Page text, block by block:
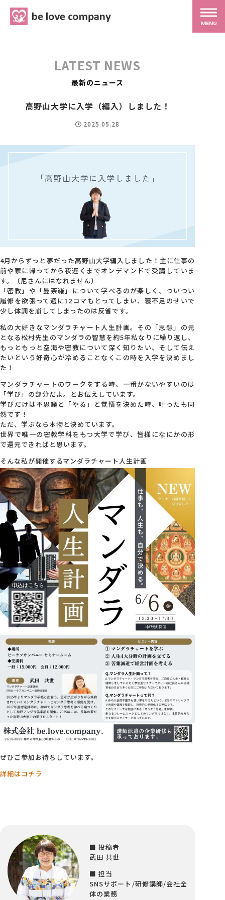
MENU
MG研修
スタッフ紹介
会社概要
アクセス
採用情報
お問い合わせ
LATEST NEWS
最新のニュース
高野山大学に入学（編入）しました！
2025.05.28
4月からずっと夢だった高野山大学編入しました！主に仕事の
前や家に帰ってから夜遅くまでオンデマンドで受講していま
す。（尼さんにはなれません）
「密教」や「曼荼羅」について学べるのが楽しく、ついつい
履修を欲張って週に12コマもとってしまい、寝不足のせいで
少し体調を崩してしまったのは反省です。
私の大好きなマンダラチャート人生計画。その「思想」の元
となる松村先生のマンダラの智慧を約5年私なりに繰り返し、
もっともっと空海や密教について深く知りたい、そして伝え
たいという好奇心が冷めることなくこの時を入学を決めまし
た！
マンダラチャートのワークをする時、一番かないやすいのは
「学び」の部分だよ。とお伝えしています。
学びだけは不思議と「やる」と覚悟を決めた時、叶ったも同
然です！
ただ、学ぶなら本物と決めています。
世界で唯一の密教学科をもつ大学で学び、皆様になにかの形
で還元できればと思います。
そんな私が開催するマンダラチャート人生計画
ぜひご参加お待ちしています。
詳細はコチラ
■ 投稿者
武田 共世
■ 担当
SNSサポート/研修講師/会社全
体の業務